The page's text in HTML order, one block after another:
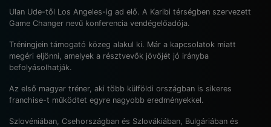
Ulan Ude-től Los Angeles-ig ad elő. A Karibi térségben szervezett
Game Changer nevű konferencia vendégelőadója.
Tréningjein támogató közeg alakul ki. Már a kapcsolatok miatt
megéri eljönni, amelyek a résztvevők jövőjét jó irányba
befolyásolhatják.
Az első magyar tréner, aki több külföldi országban is sikeres
franchise-t működtet egyre nagyobb eredményekkel.
Szlovéniában, Csehországban és Szlovákiában, Bulgáriában és